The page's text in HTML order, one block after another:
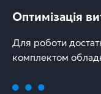
Оптимізація
Для роботи
комплектом